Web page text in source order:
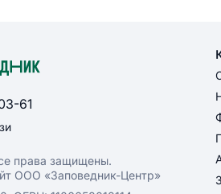
61
права защищены.
ООО «Заповедник-Центр»